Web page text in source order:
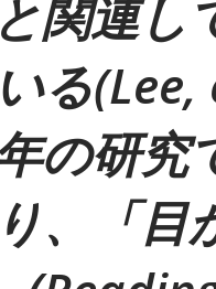
関連し
る(Lee,
の研究
、「目